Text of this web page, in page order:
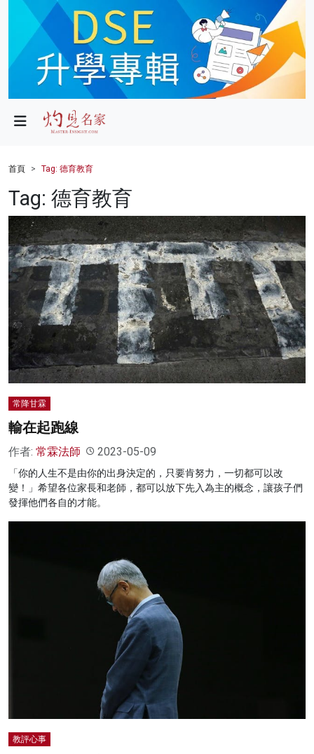
政局
財經
健康
商業
科技
影片
名家榜
灼見活動
首頁 Tag: 德育教育
Tag: 德育教育
常降甘霖
輸在起跑線
作者: 常霖法師 2023-05-09
「你的人生不是由你的出身決定的，只要肯努力，一切都可以改
變！」希望各位家長和老師，都可以放下先入為主的概念，讓孩子們
發揮他們各自的才能。
教評心事